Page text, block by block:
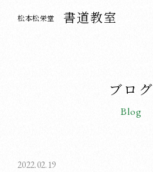
松本松栄堂 書道教室
ブログ
Blog
2022.02.19